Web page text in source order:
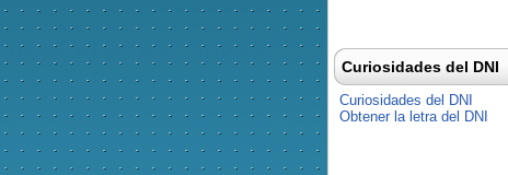
Curiosidades del DNI
Curiosidades del DNI
Obtener la letra del DNI